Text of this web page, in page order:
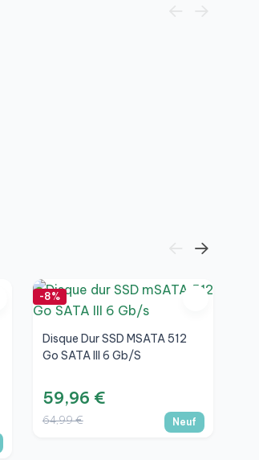
-8%
Disque Dur SSD MSATA 512
Go SATA III 6 Gb/s
59,96 €
64,99 € Neuf